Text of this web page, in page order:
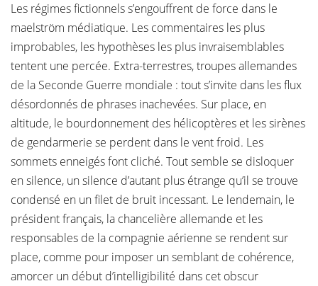
Les régimes fictionnels s’engouffrent de force dans le
maelström médiatique. Les commentaires les plus
improbables, les hypothèses les plus invraisemblables
tentent une percée. Extra-terrestres, troupes allemandes
de la Seconde Guerre mondiale : tout s’invite dans les flux
désordonnés de phrases inachevées. Sur place, en
altitude, le bourdonnement des hélicoptères et les sirènes
de gendarmerie se perdent dans le vent froid. Les
sommets enneigés font cliché. Tout semble se disloquer
en silence, un silence d’autant plus étrange qu’il se trouve
condensé en un filet de bruit incessant. Le lendemain, le
président français, la chancelière allemande et les
responsables de la compagnie aérienne se rendent sur
place, comme pour imposer un semblant de cohérence,
amorcer un début d’intelligibilité dans cet obscur